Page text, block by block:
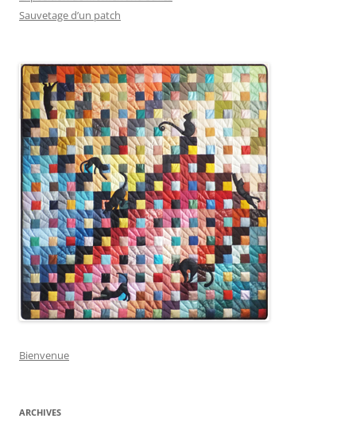
Sauvetage d’un patch
Bienvenue
ARCHIVES